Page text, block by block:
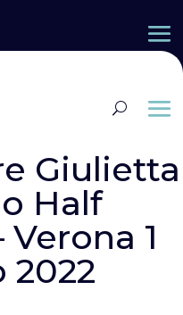
Giulietta
Half
1